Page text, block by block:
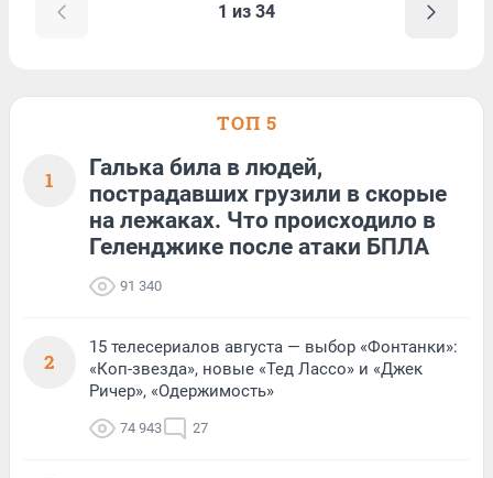
1 из 34
ТОП 5
1
Галька била в людей,
пострадавших грузили в скорые
на лежаках. Что происходило в
Геленджике после атаки БПЛА
91 340
2
15 телесериалов августа — выбор «Фонтанки»:
«Коп-звезда», новые «Тед Лассо» и «Джек
Ричер», «Одержимость»
74 943 27